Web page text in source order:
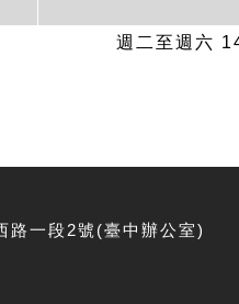
週二至週六
路一段2號(臺中辦公室)